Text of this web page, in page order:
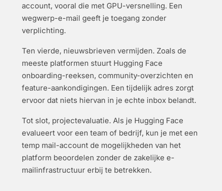
account, vooral die met GPU-versnelling. Een
wegwerp-e-mail geeft je toegang zonder
verplichting.
Ten vierde, nieuwsbrieven vermijden. Zoals de
meeste platformen stuurt Hugging Face
onboarding-reeksen, community-overzichten en
feature-aankondigingen. Een tijdelijk adres zorgt
ervoor dat niets hiervan in je echte inbox belandt.
Tot slot, projectevaluatie. Als je Hugging Face
evalueert voor een team of bedrijf, kun je met een
temp mail-account de mogelijkheden van het
platform beoordelen zonder de zakelijke e-
mailinfrastructuur erbij te betrekken.